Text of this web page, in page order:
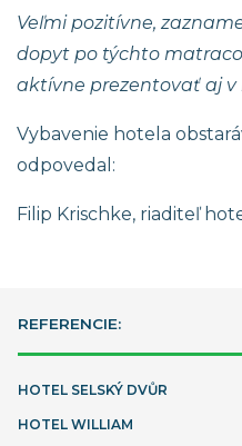
REFERENCIE:
HOTEL SELSKÝ DVŮR
HOTEL WILLIAM
Veľmi pozitívne,
dopyt po týchto
aktívne prezentovať aj
Vybavenie hotela
odpovedal:
Filip Krischke, riaditeľ